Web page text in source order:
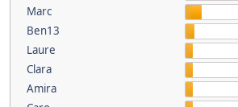
Marc
Ben13
Laure
Clara
Amira